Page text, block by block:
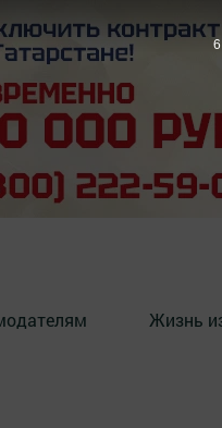
Жизнь
5